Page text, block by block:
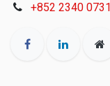
+852 2340 0731